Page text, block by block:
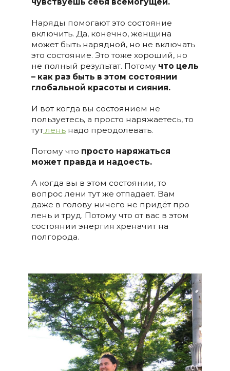
чувствуешь себя всемогущей.
Наряды помогают это состояние
включить. Да, конечно, женщина
может быть нарядной, но не включать
это состояние. Это тоже хороший, но
не полный результат. Потому что цель
– как раз быть в этом состоянии
глобальной красоты и сияния.
И вот когда вы состоянием не
пользуетесь, а просто наряжаетесь, то
тутленьнадо преодолевать.
Потому что просто наряжаться
может правда и надоесть.
А когда вы в этом состоянии, то
вопрос лени тут же отпадает. Вам
даже в голову ничего не придёт про
лень и труд. Потому что от вас в этом
состоянии энергия хреначит на
полгорода.